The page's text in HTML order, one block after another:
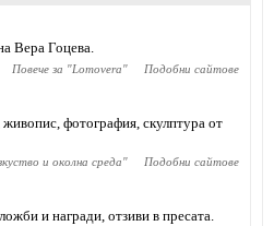
Вера Гоцева.
Повече за "Lomovera" Подобни сайтове
фотография, скулптура от
и околна среда" Подобни сайтове
и награди, отзиви в пресата.